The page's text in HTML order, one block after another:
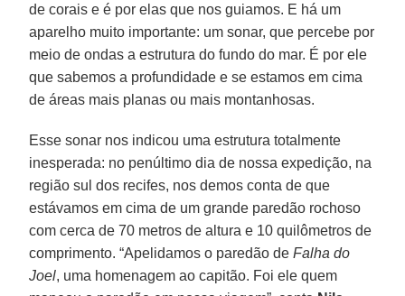
de corais e é por elas que nos guiamos. E há um
aparelho muito importante: um sonar, que percebe por
meio de ondas a estrutura do fundo do mar. É por ele
que sabemos a profundidade e se estamos em cima
de áreas mais planas ou mais montanhosas.
Esse sonar nos indicou uma estrutura totalmente
inesperada: no penúltimo dia de nossa expedição, na
região sul dos recifes, nos demos conta de que
estávamos em cima de um grande paredão rochoso
com cerca de 70 metros de altura e 10 quilômetros de
comprimento. “Apelidamos o paredão de Falha do
Joel, uma homenagem ao capitão. Foi ele quem